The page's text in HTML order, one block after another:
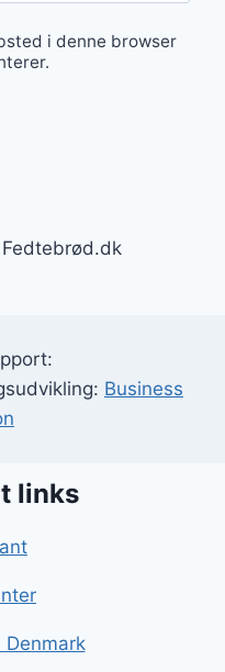
i denne browser
Business
links
Denmark